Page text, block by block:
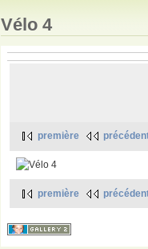
Vélo 4
première
première